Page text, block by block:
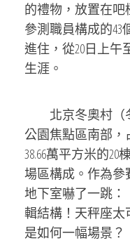
的禮物，放置在吧
參測職員構成的43
進住，從20日上午
生涯。
北京冬奧村（
公園焦點區南部，
38.66萬平方米的
場區構成。作為參
地下室嚇了一跳
輯結構！天秤座太
是如何一幅場景？